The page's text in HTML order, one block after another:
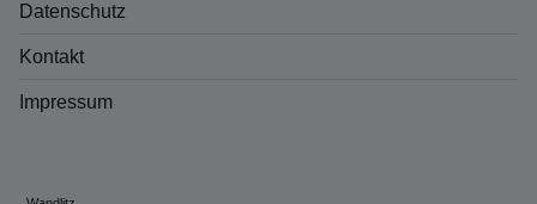
Datenschutz
Kontakt
Impressum